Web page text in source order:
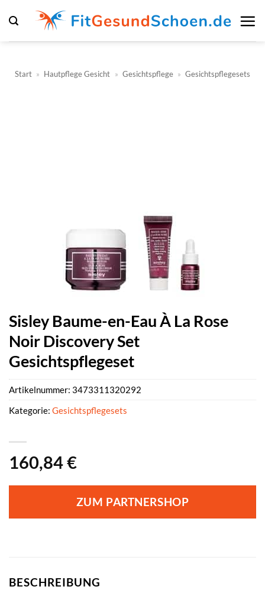
Inhalt
springen
Start » Hautpflege Gesicht » Gesichtspflege » Gesichtspflegesets
Sisley Baume-en-Eau À La Rose
Noir Discovery Set
Gesichtspflegeset
160,84€
ZUM PARTNERSHOP
Artikelnummer: 3473311320292
Kategorie: Gesichtspflegesets
BESCHREIBUNG